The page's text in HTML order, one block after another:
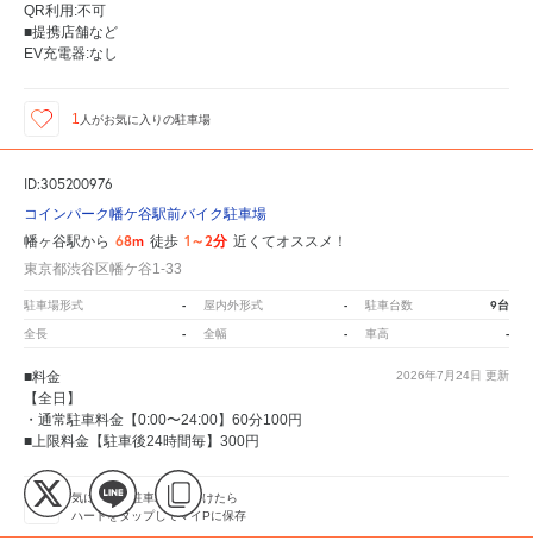
QR利用:不可
■提携店舗など
EV充電器:なし
1 人がお気に入りの駐車場
ID:305200976
コインパーク幡ケ谷駅前バイク駐車場
幡ヶ谷駅から 68m 徒歩 1～2分 近くてオススメ！
東京都渋谷区幡ケ谷1-33
駐車場形式 - 屋内外形式 - 駐車台数 9台
全長 - 全幅 - 車高 -
2026年7月24日 更新
■料金
【全日】
・通常駐車料金【0:00〜24:00】60分100円
■上限料金【駐車後24時間毎】300円
気に入った駐車場を見つけたら
ハートをタップしてマイPに保存